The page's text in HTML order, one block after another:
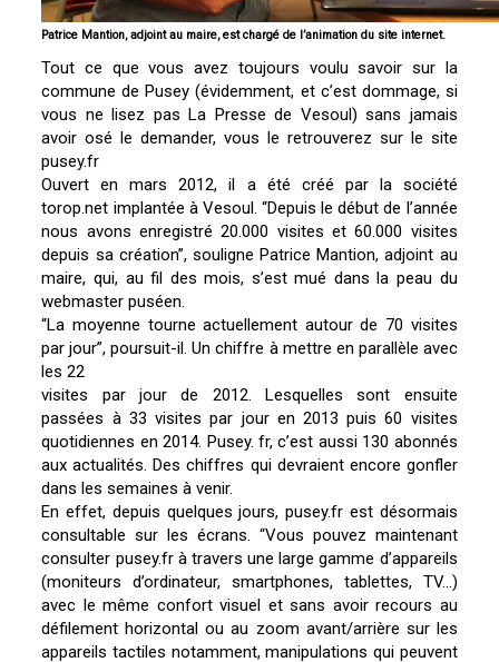
Patrice Mantion, adjoint au maire, est chargé de l’animation du site internet.
Tout ce que vous avez toujours voulu savoir sur la
commune de Pusey (évidemment, et c’est dommage, si
vous ne lisez pas La Presse de Vesoul) sans jamais
avoir osé le demander, vous le retrouverez sur le site
pusey.fr
Ouvert en mars 2012, il a été créé par la société
torop.net implantée à Vesoul. “Depuis le début de l’année
nous avons enregistré 20.000 visites et 60.000 visites
depuis sa création”, souligne Patrice Mantion, adjoint au
maire, qui, au fil des mois, s’est mué dans la peau du
webmaster puséen.
“La moyenne tourne actuellement autour de 70 visites
par jour”, poursuit-il. Un chiffre à mettre en parallèle avec
les 22
visites par jour de 2012. Lesquelles sont ensuite
passées à 33 visites par jour en 2013 puis 60 visites
quotidiennes en 2014. Pusey. fr, c’est aussi 130 abonnés
aux actualités. Des chiffres qui devraient encore gonfler
dans les semaines à venir.
En effet, depuis quelques jours, pusey.fr est désormais
consultable sur les écrans. “Vous pouvez maintenant
consulter pusey.fr à travers une large gamme d’appareils
(moniteurs d’ordinateur, smartphones, tablettes, TV…)
avec le même confort visuel et sans avoir recours au
défilement horizontal ou au zoom avant/arrière sur les
appareils tactiles notamment, manipulations qui peuvent